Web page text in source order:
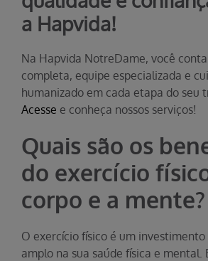
a Hapvida!
Na Hapvida NotreDame, você
completa, equipe especializada e
humanizado em cada etapa do seu
Acesse e conheça nossos serviços!
Quais são os
do exercício
corpo e a mente?
O exercício físico é um
amplo na sua saúde física e mental.